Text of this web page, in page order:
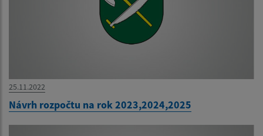
25.11.2022
Návrh rozpočtu na rok 2023,2024,2025